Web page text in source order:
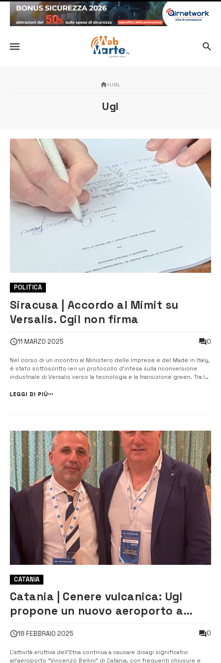
UGL
Ugl
POLITICA
Siracusa | Accordo al Mimit su
Versalis. Cgil non firma
11 MARZO 2025 0
Nel corso di un incontro al Ministero delle Imprese e del Made in Italy,
è stato sottoscritto ieri un protocollo d’intesa sulla riconversione
industriale di Versalis verso la tecnologia e la transizione green. Tra le
Ugl e Cisal. La Filctem Cigil, che due ore prima [&h...
LEGGI DI PIÙ
CATANIA
Catania | Cenere vulcanica: Ugl
propone un nuovo aeroporto a
operativa
18 FEBBRAIO 2025 0
L’attività eruttiva dell’Etna continua a causare disagi significativi
all’aeroporto “Vincenzo Bellini” di Catania, con frequenti chiusure e